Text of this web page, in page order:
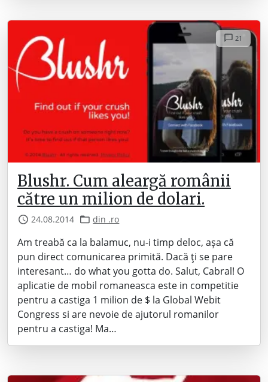
21
Blushr. Cum aleargă românii
către un milion de dolari.
24.08.2014 din .ro
Am treabă ca la balamuc, nu-i timp deloc, așa că
pun direct comunicarea primită. Dacă ți se pare
interesant… do what you gotta do. Salut, Cabral! O
aplicatie de mobil romaneasca este in competitie
pentru a castiga 1 milion de $ la Global Webit
Congress si are nevoie de ajutorul romanilor
pentru a castiga! Ma…